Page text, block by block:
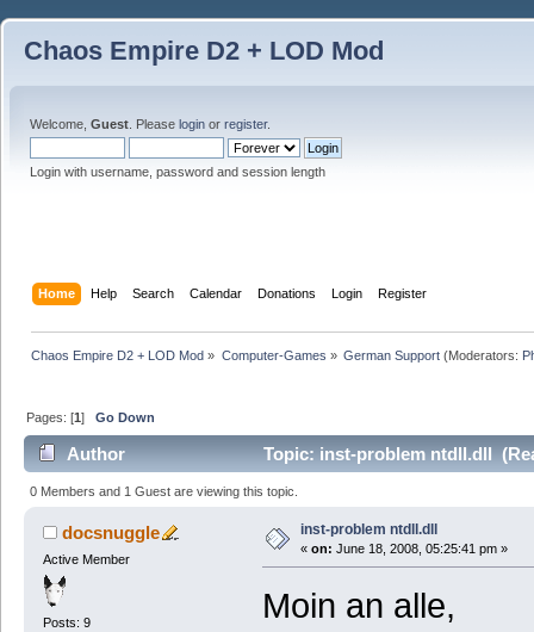
Chaos Empire D2 + LOD Mod
Welcome, Guest . Please login or register.
Login with username, password and session length
Home Help Search Calendar Donations Login Register
Chaos Empire D2 + LOD Mod » Computer-Games » German Support(Moderators:
Pages: [1]Go Down
Author Topic: inst-problem ntdll.dll
0 Members and 1 Guest are viewing this topic.
docsnuggle
Active Member
Posts: 9
inst-problem ntdll.dll
« on: June 18, 2008, 05:25:41 pm »
Moin an alle,